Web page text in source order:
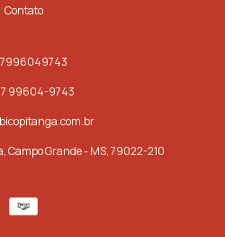
Contato
99604-9743
Campo Grande - MS, 79022-210